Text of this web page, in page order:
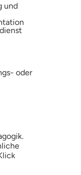
und
oder